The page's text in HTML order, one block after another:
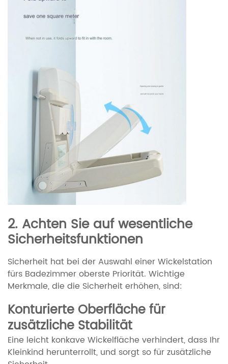
2. Achten Sie auf wesentliche
Sicherheitsfunktionen
Sicherheit hat bei der Auswahl einer Wickelstation
fürs Badezimmer oberste Priorität. Wichtige
Merkmale, die die Sicherheit erhöhen, sind:
Konturierte Oberfläche für
zusätzliche Stabilität
Eine leicht konkave Wickelfläche verhindert, dass Ihr
Kleinkind herunterrollt, und sorgt so für zusätzliche